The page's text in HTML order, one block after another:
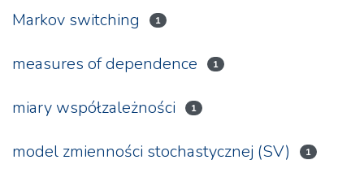
Markov switching 1
measures of dependence 1
miary współzależności 1
model zmienności stochastycznej (SV) 1